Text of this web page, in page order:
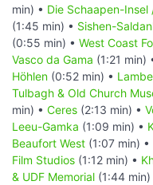
min) • Die Schaapen-Insel
(1:45 min) • Sishen-
(0:55 min) • West Coast
Vasco da Gama (1:21 min)
Höhlen (0:52 min) •
Tulbagh & Old Church
min) • Ceres (2:13 min) •
Leeu-Gamka (1:09 min) •
Beaufort West (1:07 min) •
Film Studios (1:12 min) •
& UDF Memorial (1:44 min)